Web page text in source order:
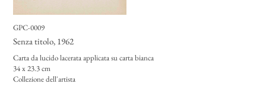
GPC-0009
Senza titolo, 1962
Carta da lucido lacerata applicata su carta bianca
34 x 23.3 cm
Collezione dell'artista